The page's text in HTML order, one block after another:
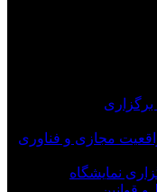
برگزاری
مجازی و فناوری
نمایشگاه